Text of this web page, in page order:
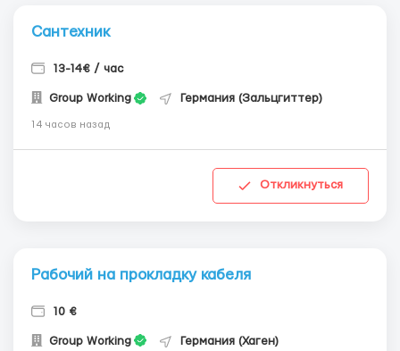
Сантехник
13-14€ / час
Group Working Германия (Зальцгиттер)
14 часов назад
Откликнуться
Рабочий на прокладку кабеля
10 €
Group Working Германия (Хаген)